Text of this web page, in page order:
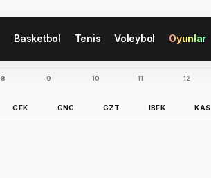
Basketbol Tenis Voleybol Oyunlar
8
GFK
9
GNC
10
GZT
11
IBFK
12
KAS